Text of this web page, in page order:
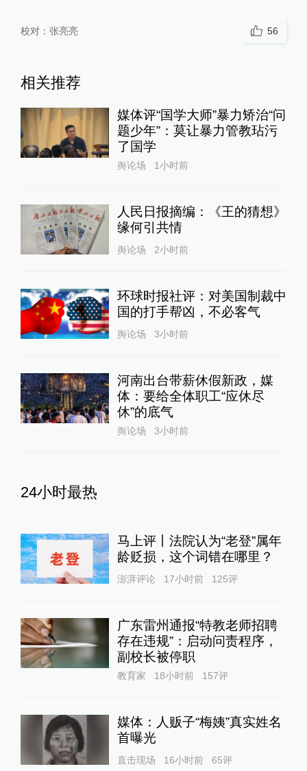
校对： 张亮亮 56
相关推荐
媒体评“国学大师”暴力矫治“问
题少年”：莫让暴力管教玷污
了国学
舆论场 1小时前
人民日报摘编：《王的猜想》
缘何引共情
舆论场 2小时前
环球时报社评：对美国制裁中
国的打手帮凶，不必客气
舆论场 3小时前
河南出台带薪休假新政，媒
体：要给全体职工“应休尽
休”的底气
舆论场 3小时前
24小时最热
马上评丨法院认为“老登”属年
龄贬损，这个词错在哪里？
澎湃评论 17小时前 125评
广东雷州通报“特教老师招聘
存在违规”：启动问责程序，
副校长被停职
教育家 18小时前 157评
媒体：人贩子“梅姨”真实姓名
首曝光
直击现场 16小时前 65评